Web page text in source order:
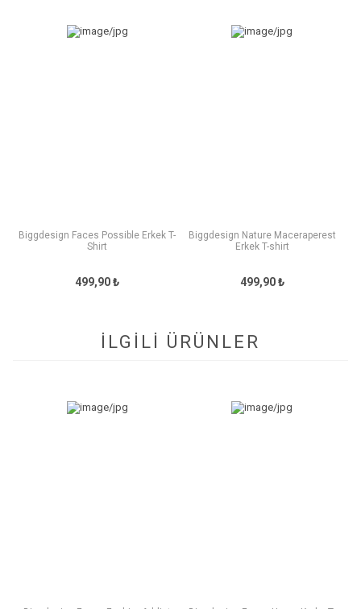
Biggdesign Faces Possible Erkek T-
Shirt
499,90 ₺
Biggdesign Nature Maceraperest
Erkek T-shirt
499,90 ₺
İLGİLİ ÜRÜNLER